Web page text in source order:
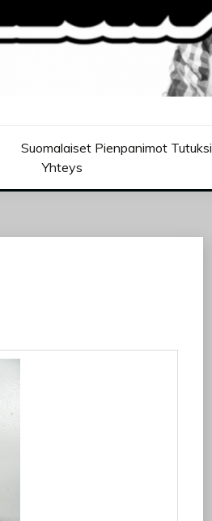
Suomalaiset Pienpanimot Tutuksi
Yhteys